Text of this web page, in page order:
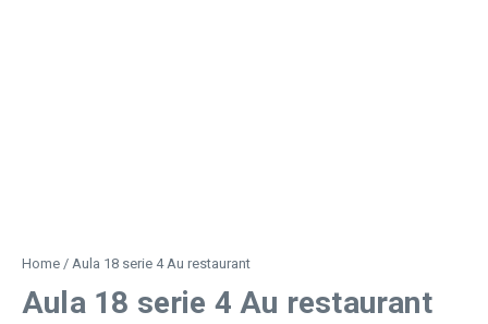
Home / Aula 18 serie 4 Au restaurant
Aula 18 serie 4 Au restaurant